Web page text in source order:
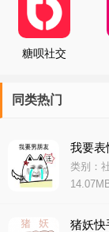
糖呗社交
同类热门
我要表
类别：
猪妖快